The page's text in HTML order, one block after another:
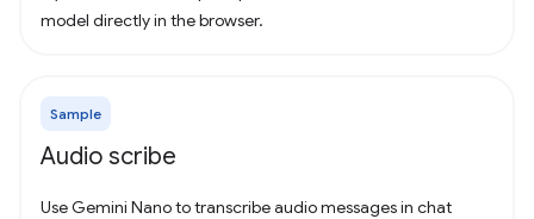
model directly in the browser.
Sample
Audio scribe
Use Gemini Nano to transcribe audio messages in chat